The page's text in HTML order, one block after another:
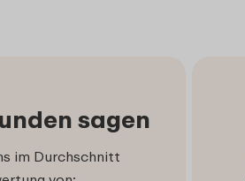
sagen
im Durchschnitt